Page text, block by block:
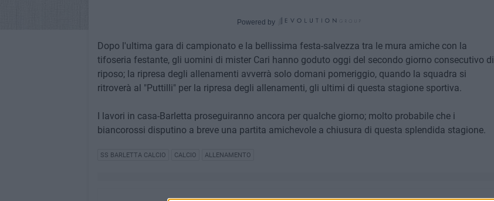
Powered by
Dopo l'ultima gara di campionato e la bellissima festa-salvezza tra le mura amiche con la
tifoseria festante, gli uomini di mister Cari hanno goduto oggi del secondo giorno consecutivo di
riposo; la ripresa degli allenamenti avverrà solo domani pomeriggio, quando la squadra si
ritroverà al "Puttilli" per la ripresa degli allenamenti, gli ultimi di questa stagione sportiva.
I lavori in casa-Barletta proseguiranno ancora per qualche giorno; molto probabile che i
biancorossi disputino a breve una partita amichevole a chiusura di questa splendida stagione.
SS BARLETTA CALCIO CALCIO ALLENAMENTO